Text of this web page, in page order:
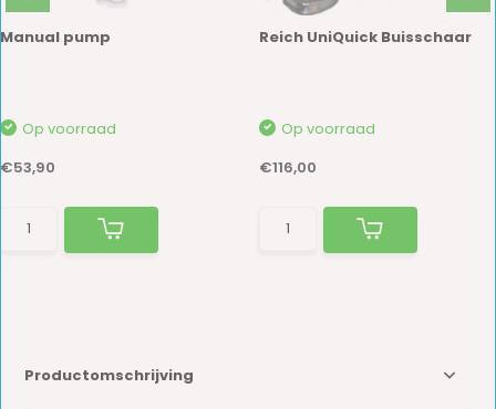
Manual pump
Op voorraad
€53,90
Reich UniQuick Buisschaar
Op voorraad
€116,00
Productomschrijving